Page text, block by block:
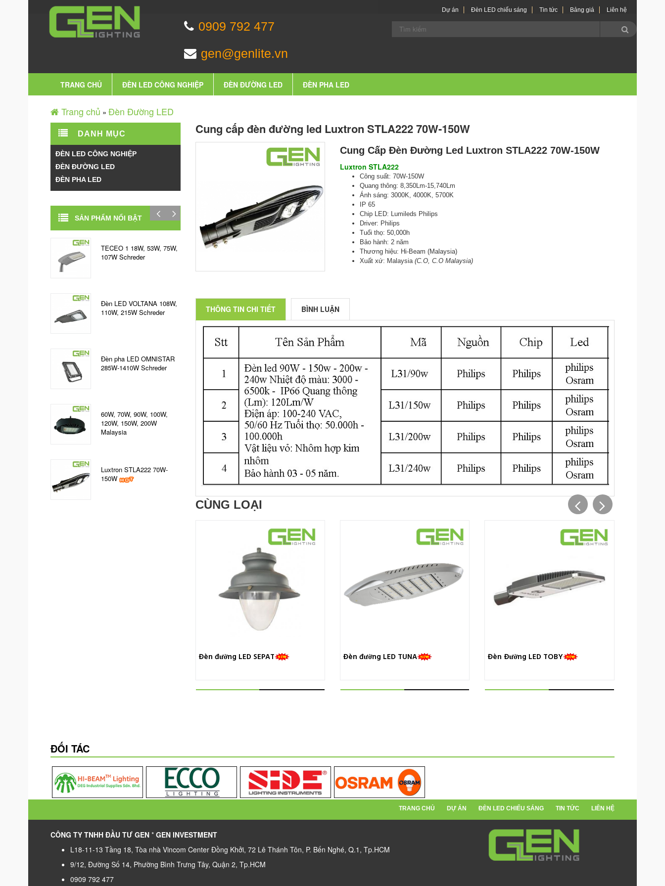
Dự án Đèn LED chiếu sáng Tin tức Bảng giá Liên hệ
0909 792 477
gen@genlite.vn
TRANG CHỦ ĐÈN LED CÔNG NGHIỆP ĐÈN ĐƯỜNG LED ĐÈN PHA LED
Trang chủ » Đèn Đường LED
Cung cấp đèn đường led Luxtron STLA222 70W-150W
Cung Cấp Đèn Đường Led Luxtron STLA222 70W-150W
Luxtron STLA222
Công suất: 70W-150W
Quang thông: 8,350Lm-15,740Lm
Ánh sáng: 3000K, 4000K, 5700K
IP 65
Chip LED: Lumileds Philips
Driver: Philips
Tuổi thọ: 50,000h
Bảo hành: 2 năm
Thương hiệu: Hi-Beam (Malaysia)
Xuất xứ: Malaysia (C.O, C.O Malaysia)
THÔNG TIN CHI TIẾT BÌNH LUẬN
CÙNG LOẠI
Đèn đường LED SEPAT Đèn đường LED TUNA Đèn Đường LED TOBY
DANH MỤC
ĐÈN LED CÔNG NGHIỆP
ĐÈN ĐƯỜNG LED
ĐÈN PHA LED
SẢN PHẨM NỔI BẬT
TECEO 1 18W, 53W, 75W,
107W Schreder
Đèn LED VOLTANA 108W,
110W, 215W Schreder
Đèn pha LED OMNISTAR
285W-1410W Schreder
60W, 70W, 90W, 100W,
120W, 150W, 200W
Malaysia
Luxtron STLA222 70W-
150W
ĐỐI TÁC
TRANG CHỦ DỰ ÁN ĐÈN LED CHIẾU SÁNG TIN TỨC LIÊN HỆ
CÔNG TY TNHH ĐẦU TƯ GEN * GEN INVESTMENT
L18-11-13 Tầng 18, Tòa nhà Vincom Center Đồng Khởi, 72 Lê Thánh Tôn, P. Bến Nghé, Q.1, Tp.HCM
9/12, Đường Số 14, Phường Bình Trưng Tây, Quận 2, Tp.HCM
0909 792 477